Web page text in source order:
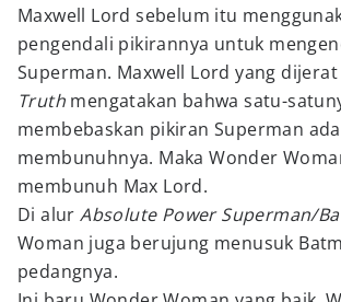
Maxwell Lord sebelum itu
pengendali pikirannya untuk
Superman. Maxwell Lord yang dijerat
Truth mengatakan bahwa satu-
membebaskan pikiran Superman
membunuhnya. Maka Wonder
membunuh Max Lord.
Di alurAbsolute Power Superman/
Woman juga berujung menusuk
pedangnya.